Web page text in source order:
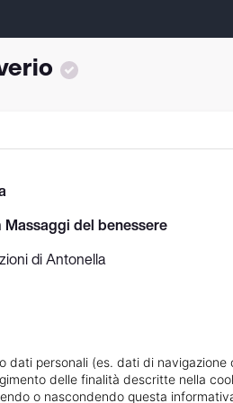
Massaggi del benessere
di Antonella
personali (es. dati di navigazione
delle finalità descritte nella
o nascondendo questa